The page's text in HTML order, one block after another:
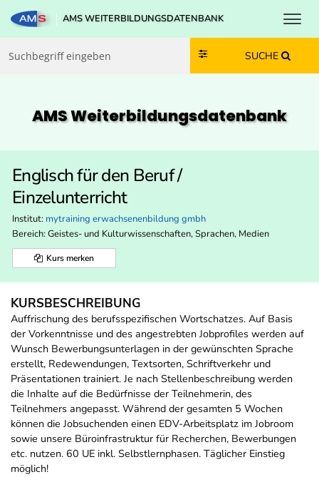
Zum Inhalt springen
Zum Navmenü springen
Zur Suche springen
Zur Footer springen
AMS WEITERBILDUNGSDATENBANK
SUCHE
AMS Weiterbildungs­datenbank
Englisch für den Beruf /
Einzelunterricht
Institut: mytraining erwachsenenbildung gmbh
Bereich: Geistes- und Kulturwissenschaften, Sprachen, Medien
Kurs merken
KURSBESCHREIBUNG
Auffrischung des berufsspezifischen Wortschatzes. Auf Basis
der Vorkenntnisse und des angestrebten Jobprofiles werden auf
Wunsch Bewerbungsunterlagen in der gewünschten Sprache
erstellt, Redewendungen, Textsorten, Schriftverkehr und
Präsentationen trainiert. Je nach Stellenbeschreibung werden
die Inhalte auf die Bedürfnisse der Teilnehmerin, des
Teilnehmers angepasst. Während der gesamten 5 Wochen
können die Jobsuchenden einen EDV-Arbeitsplatz im Jobroom
sowie unsere Büroinfrastruktur für Recherchen, Bewerbungen
etc. nutzen. 60 UE inkl. Selbstlernphasen. Täglicher Einstieg
möglich!